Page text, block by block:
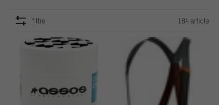
filtre 184 article
ARTICLES